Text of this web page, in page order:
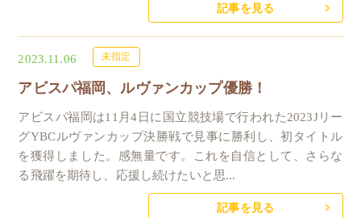
記事を見る
2023.11.06 未指定
アビスパ福岡、ルヴァンカップ優勝！
アビスパ福岡は11月4日に国立競技場で行われた2023Jリー
グYBCルヴァンカップ決勝戦で見事に勝利し、初タイトル
を獲得しました。感無量です。これを自信として、さらな
る飛躍を期待し、応援し続けたいと思...
記事を見る